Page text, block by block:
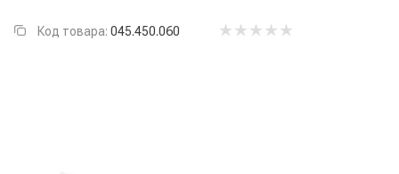
Код товара: 045.450.060